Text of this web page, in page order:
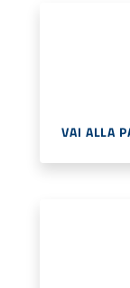
VAI ALLA